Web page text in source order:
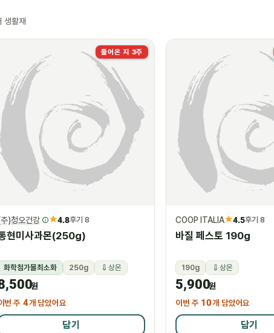
생활재
들어온 지 3주
)청오건강 ★4.8후기 8
현미사과몬(250g)
화학첨가물최소화 250g 상온
원
번 주 4개 담았어요
담기
COOP ITALIA★4.5후기 8
바질 페스토 190g
190g 상온
5,900원
이번 주 10개 담았어요
담기